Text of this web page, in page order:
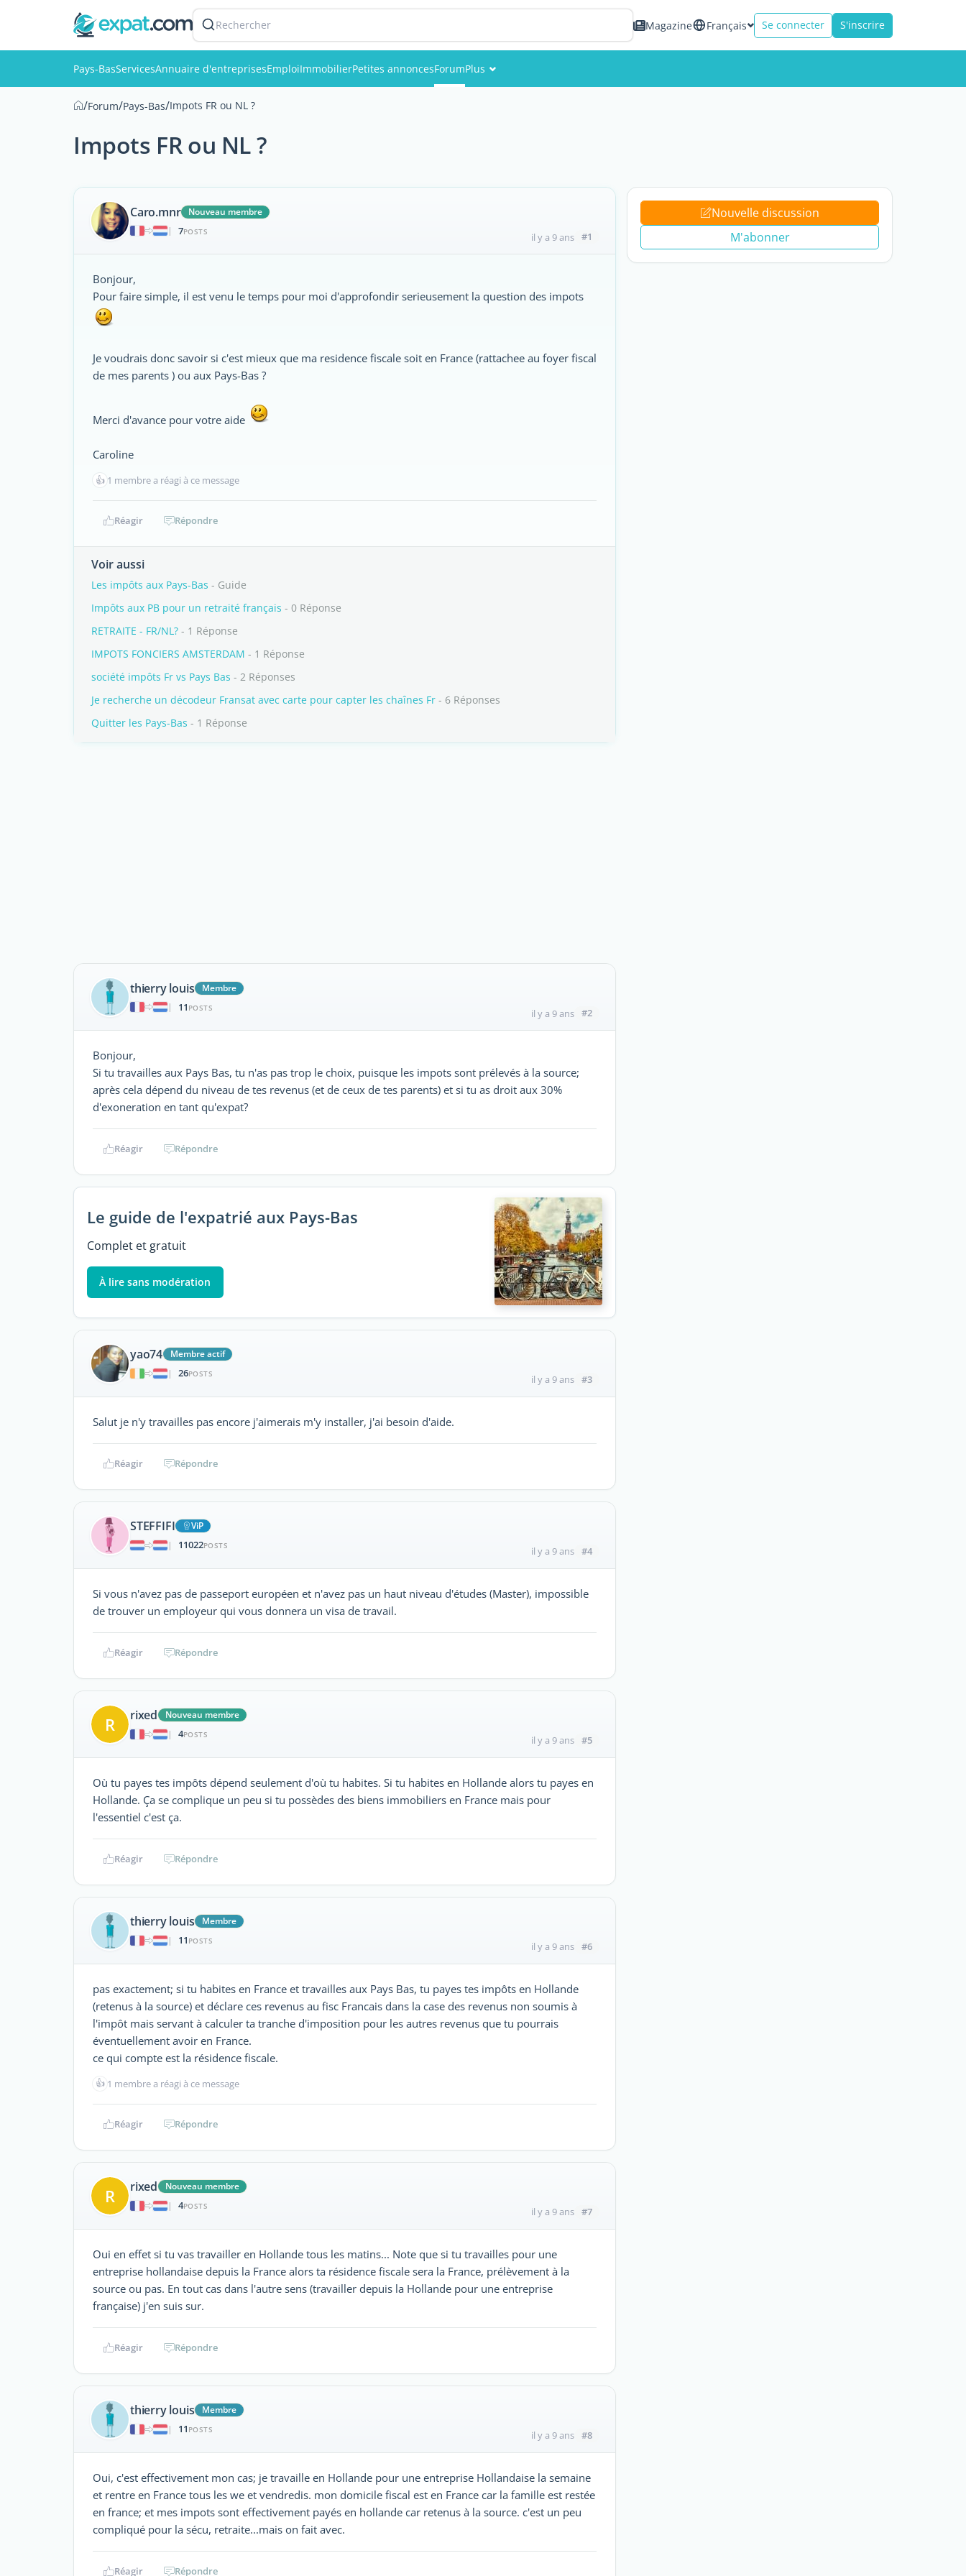
Rechercher Magazine Français Se connecter S'inscrire
Pays-BasServicesAnnuaire d'entreprisesEmploiImmobilierPetites annoncesForumPlus
/Forum/Pays-Bas/Impots FR ou NL ?
Impots FR ou NL ?
Caro.mnr
Nouveau membre
|
7POSTS il y a 9 ans #1
Bonjour,
Pour faire simple, il est venu le temps pour moi d'approfondir serieusement la question des impots
Je voudrais donc savoir si c'est mieux que ma residence fiscale soit en France (rattachee au foyer fiscal
de mes parents ) ou aux Pays-Bas ?
Merci d'avance pour votre aide
Caroline
👍 1 membre a réagi à ce message
Réagir Répondre
Voir aussi
Les impôts aux Pays-Bas - Guide
Impôts aux PB pour un retraité français - 0 Réponse
RETRAITE - FR/NL? - 1 Réponse
IMPOTS FONCIERS AMSTERDAM - 1 Réponse
société impôts Fr vs Pays Bas - 2 Réponses
Je recherche un décodeur Fransat avec carte pour capter les chaînes Fr - 6 Réponses
Quitter les Pays-Bas - 1 Réponse
thierry louis
Membre
|
11 POSTS il y a 9 ans #2
Bonjour,
Si tu travailles aux Pays Bas, tu n'as pas trop le choix, puisque les impots sont prélevés à la source;
après cela dépend du niveau de tes revenus (et de ceux de tes parents) et si tu as droit aux 30%
d'exoneration en tant qu'expat?
Réagir Répondre
Le guide de l'expatrié aux Pays-Bas
Complet et gratuit
À lire sans modération
yao74
Membre actif
|
26POSTS il y a 9 ans #3
Salut je n'y travailles pas encore j'aimerais m'y installer, j'ai besoin d'aide.
Réagir Répondre
STEFFIFI
ViP
|
11022POSTS il y a 9 ans #4
Si vous n'avez pas de passeport européen et n'avez pas un haut niveau d'études (Master), impossible
de trouver un employeur qui vous donnera un visa de travail.
Réagir Répondre
R rixed
Nouveau membre
|
4POSTS il y a 9 ans #5
Où tu payes tes impôts dépend seulement d'où tu habites. Si tu habites en Hollande alors tu payes en
Hollande. Ça se complique un peu si tu possèdes des biens immobiliers en France mais pour
l'essentiel c'est ça.
Réagir Répondre
thierry louis
Membre
|
11 POSTS il y a 9 ans #6
pas exactement; si tu habites en France et travailles aux Pays Bas, tu payes tes impôts en Hollande
(retenus à la source) et déclare ces revenus au fisc Francais dans la case des revenus non soumis à
l'impôt mais servant à calculer ta tranche d'imposition pour les autres revenus que tu pourrais
éventuellement avoir en France.
ce qui compte est la résidence fiscale.
👍 1 membre a réagi à ce message
Réagir Répondre
R rixed
Nouveau membre
|
4POSTS il y a 9 ans #7
Oui en effet si tu vas travailler en Hollande tous les matins... Note que si tu travailles pour une
entreprise hollandaise depuis la France alors ta résidence fiscale sera la France, prélèvement à la
source ou pas. En tout cas dans l'autre sens (travailler depuis la Hollande pour une entreprise
française) j'en suis sur.
Réagir Répondre
thierry louis
Membre
|
11 POSTS il y a 9 ans #8
Oui, c'est effectivement mon cas; je travaille en Hollande pour une entreprise Hollandaise la semaine
et rentre en France tous les we et vendredis. mon domicile fiscal est en France car la famille est restée
en france; et mes impots sont effectivement payés en hollande car retenus à la source. c'est un peu
compliqué pour la sécu, retraite...mais on fait avec.
Réagir Répondre
Nouvelle discussion
M'abonner